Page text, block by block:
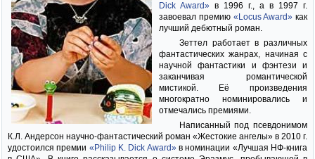
Dick Award» в 1996 г., а в 1997 г.
завоевал премию «Locus Award» как
лучший дебютный роман.
Зеттел работает в различных
фантастических жанрах, начиная с
научной фантастики и фэнтези и
заканчивая романтической
мистикой. Её произведения
многократно номинировались и
отмечались премиями.
Написанный под псевдонимом
К.Л. Андерсон научно-фантастический роман «Жестокие ангелы» в 2010 г.
удостоился премии «Philip K. Dick Award»в номинации «Лучшая НФ-книга